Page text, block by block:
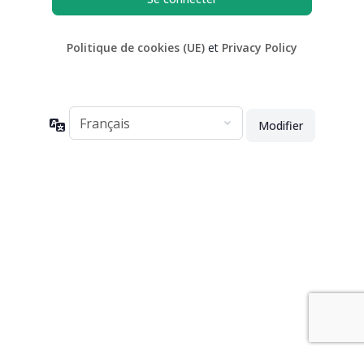
Politique de cookies (UE) et Privacy Policy
Langue